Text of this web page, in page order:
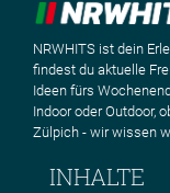
NRWHITS ist dein
findest du aktuelle
Ideen fürs
Indoor oder Outdoor,
Zülpich - wir wissen
INHALTE